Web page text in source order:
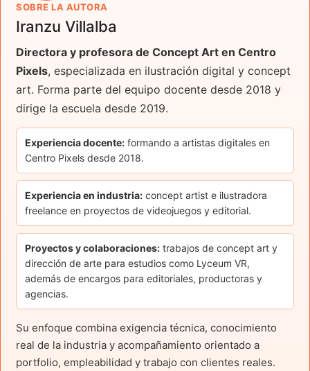
SOBRE LA AUTORA
Iranzu Villalba
Directora y profesora de Concept Art en Centro
Pixels, especializada en ilustración digital y concept
art. Forma parte del equipo docente desde 2018 y
dirige la escuela desde 2019.
Experiencia docente: formando a artistas digitales en
Centro Pixels desde 2018.
Experiencia en industria: concept artist e ilustradora
freelance en proyectos de videojuegos y editorial.
Proyectos y colaboraciones: trabajos de concept art y
dirección de arte para estudios como Lyceum VR,
además de encargos para editoriales, productoras y
agencias.
Su enfoque combina exigencia técnica, conocimiento
real de la industria y acompañamiento orientado a
portfolio, empleabilidad y trabajo con clientes reales.